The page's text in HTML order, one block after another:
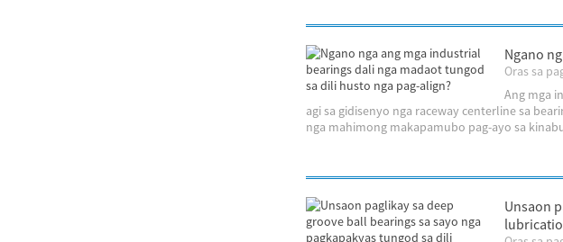
Ngano
Oras sa
Ang mga
agi sa gidisenyo nga raceway centerline sa
nga mahimong makapamubo pag-ayo sa
Unsaon